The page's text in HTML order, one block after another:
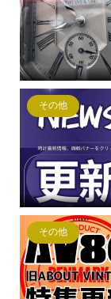
その他
その他